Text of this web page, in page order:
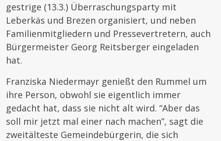
gestrige (13.3.) Überraschungsparty mit
Leberkäs und Brezen organisiert, und neben
Familienmitgliedern und Pressevertretern, auch
Bürgermeister Georg Reitsberger eingeladen
hat.
Franziska Niedermayr genießt den Rummel um
ihre Person, obwohl sie eigentlich immer
gedacht hat, dass sie nicht alt wird. “Aber das
soll mir jetzt mal einer nach machen”, sagt die
zweitälteste Gemeindebürgerin, die sich